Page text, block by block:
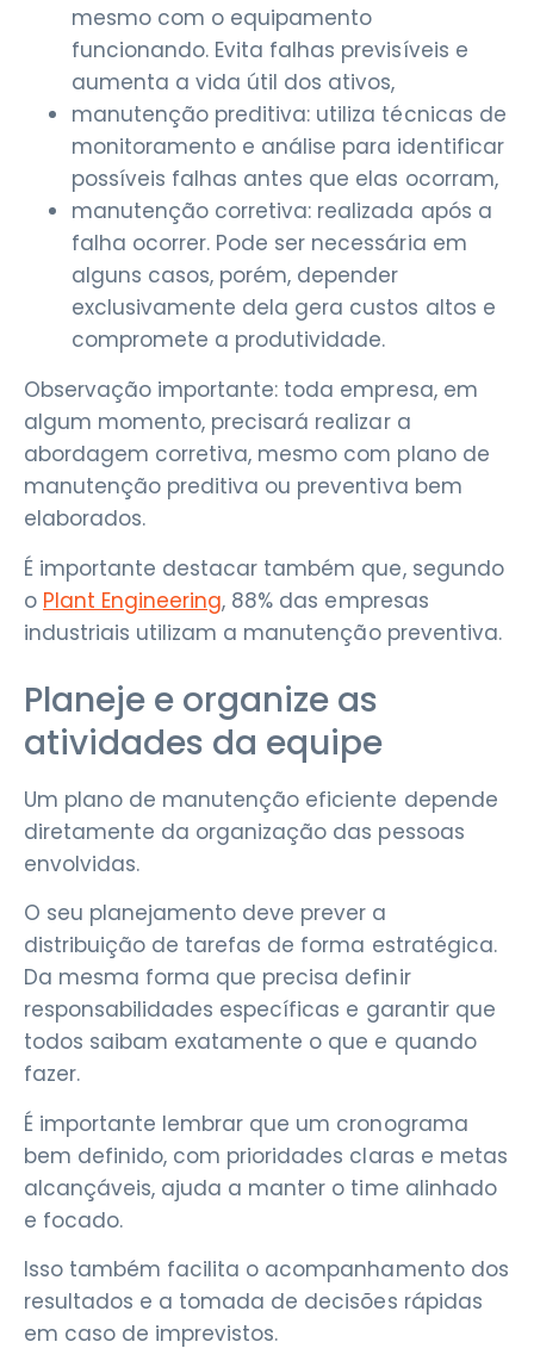
mesmo com o equipamento
funcionando. Evita falhas previsíveis e
aumenta a vida útil dos ativos,
manutenção preditiva: utiliza técnicas de
monitoramento e análise para identificar
possíveis falhas antes que elas ocorram,
manutenção corretiva: realizada após a
falha ocorrer. Pode ser necessária em
alguns casos, porém, depender
exclusivamente dela gera custos altos e
compromete a produtividade.
Observação importante: toda empresa, em
algum momento, precisará realizar a
abordagem corretiva, mesmo com plano de
manutenção preditiva ou preventiva bem
elaborados.
É importante destacar também que, segundo
o Plant Engineering, 88% das empresas
industriais utilizam a manutenção preventiva.
Planeje e organize as
atividades da equipe
Um plano de manutenção eficiente depende
diretamente da organização das pessoas
envolvidas.
O seu planejamento deve prever a
distribuição de tarefas de forma estratégica.
Da mesma forma que precisa definir
responsabilidades específicas e garantir que
todos saibam exatamente o que e quando
fazer.
É importante lembrar que um cronograma
bem definido, com prioridades claras e metas
alcançáveis, ajuda a manter o time alinhado
e focado.
Isso também facilita o acompanhamento dos
resultados e a tomada de decisões rápidas
em caso de imprevistos.